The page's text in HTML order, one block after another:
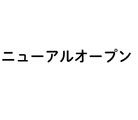
ューアルオープン